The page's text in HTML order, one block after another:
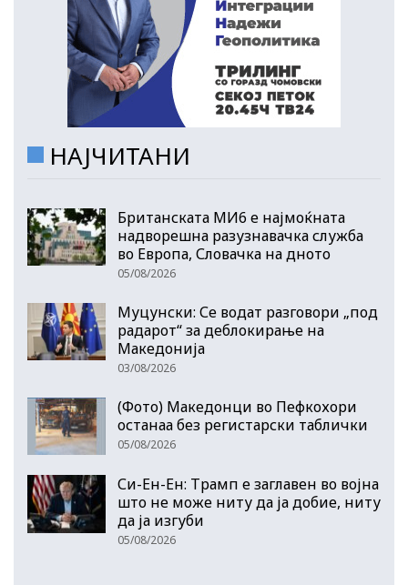
НАЈЧИТАНИ
Британската МИ6 е најмоќната
надворешна разузнавачка служба
во Европа, Словачка на дното
05/08/2026
Муцунски: Се водат разговори „под
радарот“ за деблокирање на
Македонија
03/08/2026
(Фото) Македонци во Пефкохори
останаа без регистарски таблички
05/08/2026
Си-Ен-Ен: Трамп е заглавен во војна
што не може ниту да ја добие, ниту
да ја изгуби
05/08/2026